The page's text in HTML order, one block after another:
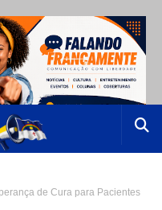
de Cura para Pacientes